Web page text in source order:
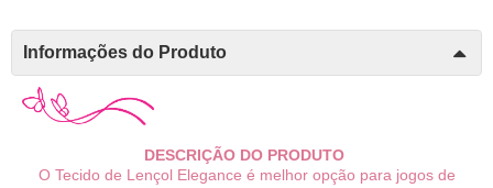
Informações do Produto
DESCRIÇÃO DO PRODUTO
O Tecido de Lençol Elegance é melhor opção para jogos de